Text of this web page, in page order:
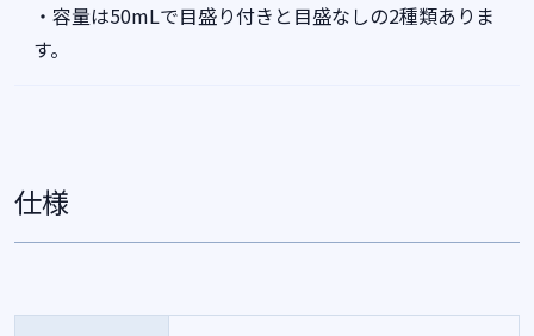
・容量は50mLで目盛り付きと目盛なしの2種類ありま
す。
仕様